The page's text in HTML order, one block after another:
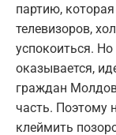
партию,
телевизоров,
успокоиться.
оказывается,
граждан
часть. Поэтому
клеймить